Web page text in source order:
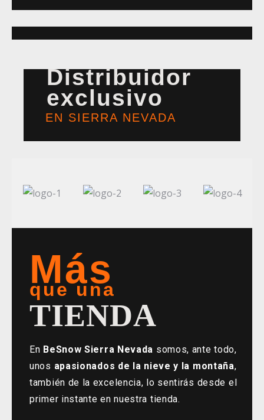
Distribuidor
exclusivo
EN SIERRA NEVADA
Más
que una
TIENDA
En BeSnow Sierra Nevada somos, ante todo,
unos apasionados de la nieve y la montaña,
también de la excelencia, lo sentirás desde el
primer instante en nuestra tienda.